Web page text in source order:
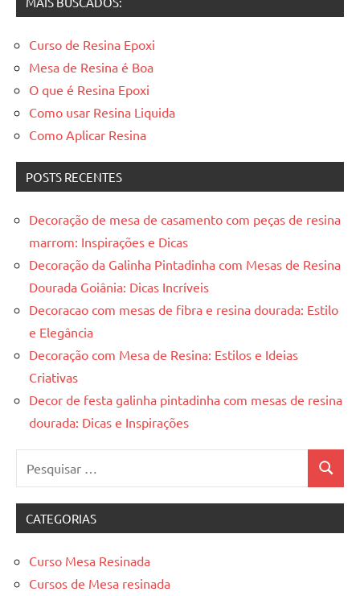
Curso de Resina Epoxi
Mesa de Resina é Boa
O que é Resina Epoxi
Como usar Resina Liquida
Como Aplicar Resina
POSTS RECENTES
Decoração de mesa de casamento com peças de resina
marrom: Inspirações e Dicas
Decoração da Galinha Pintadinha com Mesas de Resina
Dourada Goiânia: Dicas Incríveis
Decoracao com mesas de fibra e resina dourada: Estilo
e Elegância
Decoração com Mesa de Resina: Estilos e Ideias
Criativas
Decor de festa galinha pintadinha com mesas de resina
dourada: Dicas e Inspirações
CATEGORIAS
Curso Mesa Resinada
Cursos de Mesa resinada